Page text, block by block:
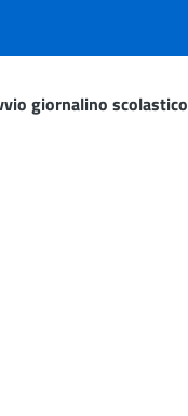
giornalino scolastico